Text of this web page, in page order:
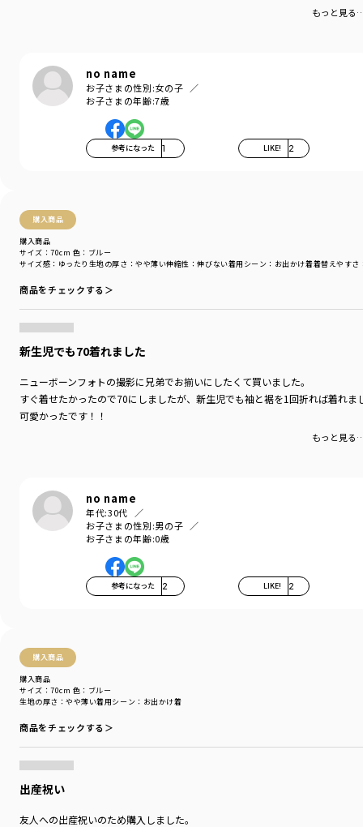
たくさん着せたいと思います
もっと見る
no name
お子さまの性別:女の子
お子さまの年齢:7歳
参考になった 1 LIKE! 2
購入商品
購入商品
サイズ感 ：ゆったり 生地の厚さ ：やや薄い伸縮性 ：伸びない着用シーン ：お出かけ着着替えやすさ
サイズ：70cm 色：ブルー
商品をチェックする＞
新生児でも70着れました
ニューボーンフォトの撮影に兄弟でお揃いにしたくて買いました。
すぐ着せたかったので70にしましたが、新生児でも袖と裾を1回折れば着れま
可愛かったです！！
もっと見る
no name
年代:30代
お子さまの性別:男の子
お子さまの年齢:0歳
参考になった 2 LIKE! 2
購入商品
購入商品
生地の厚さ ：やや薄い着用シーン ：お出かけ着
サイズ：70cm 色：ブルー
商品をチェックする＞
出産祝い
友人への出産祝いのため購入しました。
着用イメージ/カラー：ブルー
モデル：身長76.0cm 体重11.0kg
branshes
／アウトレット
性別タイプ
商品番号